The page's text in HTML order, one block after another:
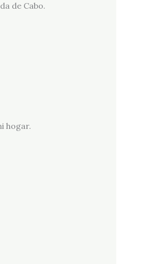
de Cabo.
hogar.